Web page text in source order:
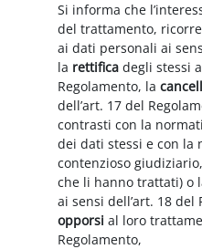
Si informa che
del trattamento,
ai dati personali ai
la rettificadegli stessi
Regolamento, la
dell’art. 17 del
contrasti con la
dei dati stessi e con la
contenzioso
che li hanno trattati) o
ai sensi dell’art. 18 del
opporsi al loro
Regolamento,